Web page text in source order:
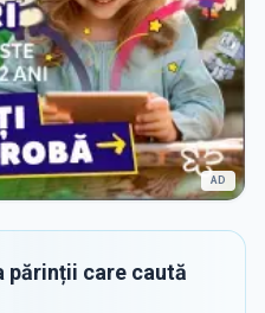
AD
părinții care caută